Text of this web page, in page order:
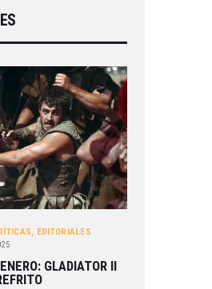
, EDITORIALES
GLADIATOR II